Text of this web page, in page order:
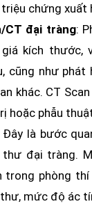
chứng xuất
CT đại tràng:
giá kích
cũng như phát
khác. CT
hoặc phẫu
là bước
thư đại tràng.
trong phòng
mức độ ác